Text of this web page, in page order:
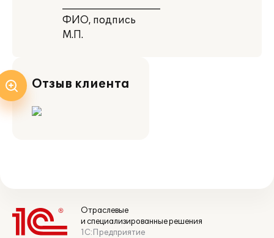
____________________
ФИО, подпись
М.П.
Отзыв клиента
Отраслевые
и специализированные решения
1С:Предприятие